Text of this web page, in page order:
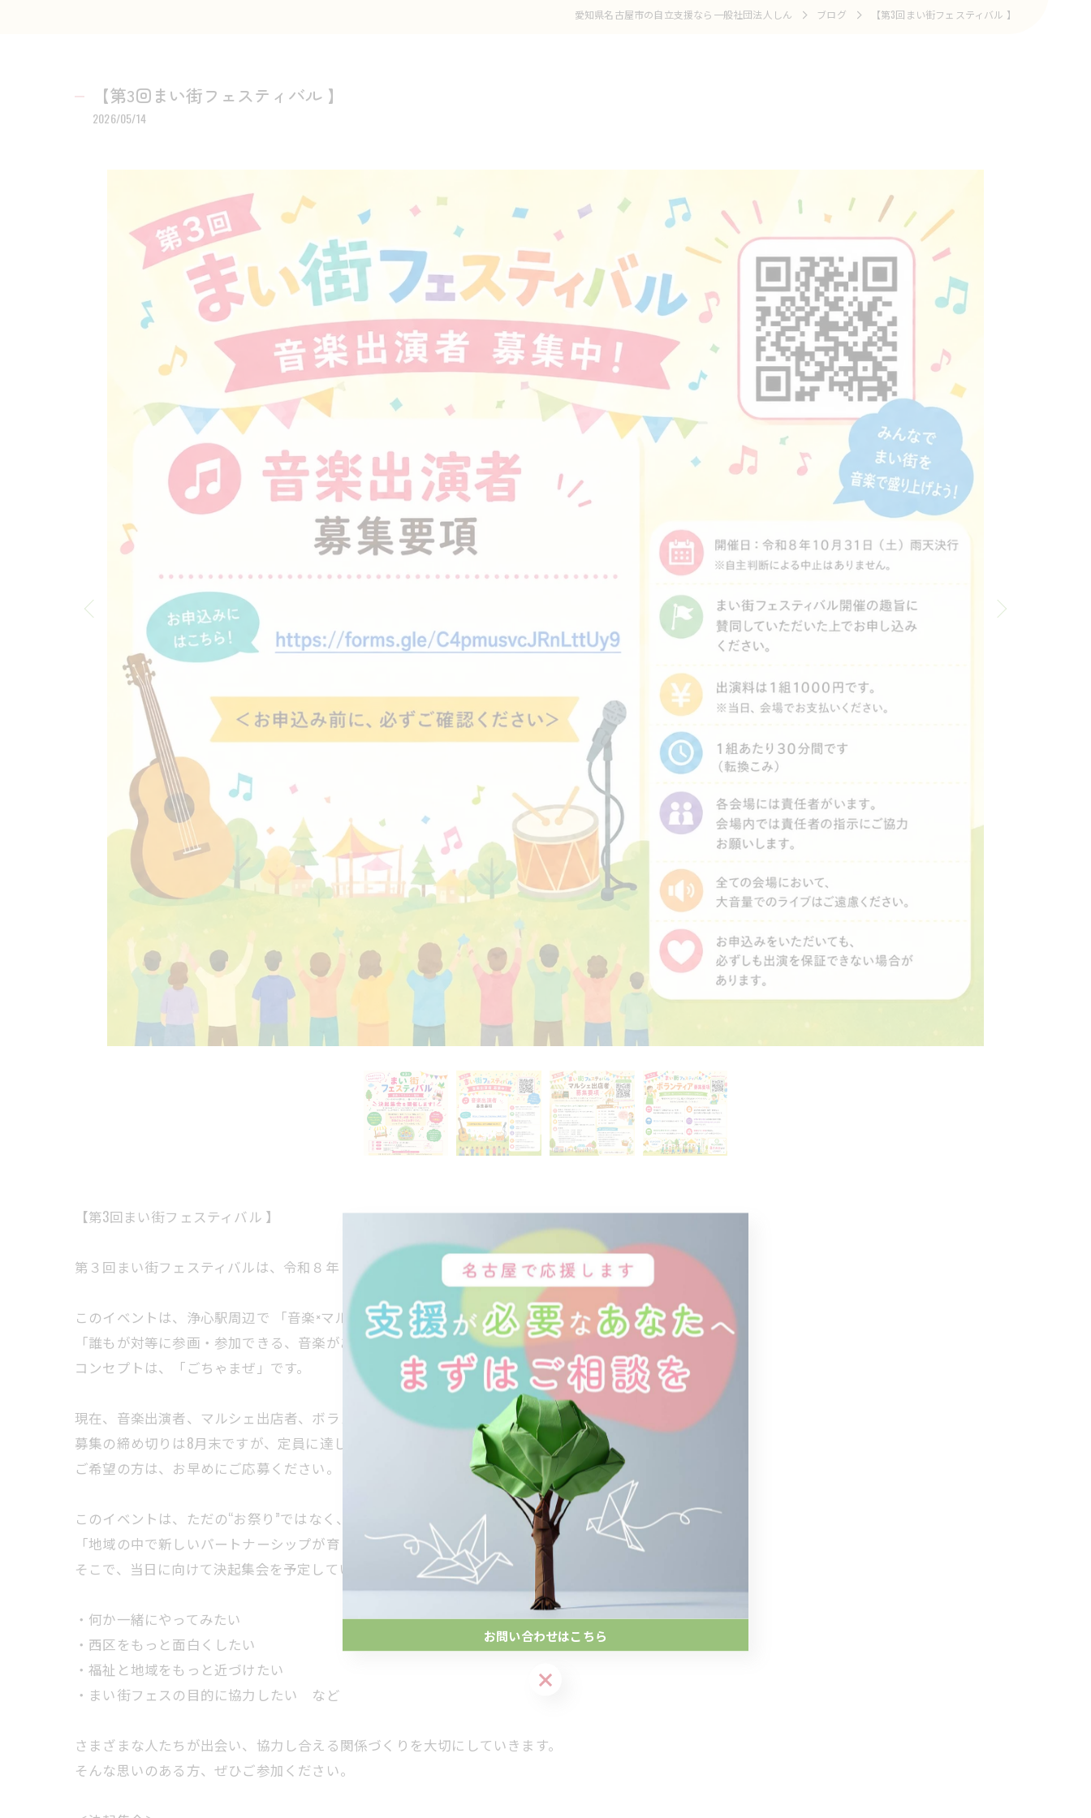
愛知県名古屋市の自立支援なら一般社団法人しん ブログ 【第3回まい街フェスティバル 】
【第3回まい街フェスティバル 】
2026/05/14
【第3回まい街フェスティバル 】
第３回まい街フェスティバルは、令和８年１０月３１日（土）に開催します♪
このイベントは、浄心駅周辺で 「音楽×マルシェ×福祉」をテーマに
「誰もが対等に参画・参加できる、音楽があふれるお祭り」 です。
コンセプトは、「ごちゃまぜ」です。
現在、音楽出演者、マルシェ出店者、ボランティアを大募集中です！
募集の締め切りは8月末ですが、定員に達し次第受付終了となります。
ご希望の方は、お早めにご応募ください。
このイベントは、ただの“お祭り”ではなく、
「地域の中で新しいパートナーシップが育まれる場」にしたいと考えています。
そこで、当日に向けて決起集会を予定しています！
・何か一緒にやってみたい
・西区をもっと面白くしたい
・福祉と地域をもっと近づけたい
・まい街フェスの目的に協力したい など
さまざまな人たちが出会い、協力し合える関係づくりを大切にしていきます。
そんな思いのある方、ぜひご参加ください。
お問い合わせはこちら
お問い合わせはこちら